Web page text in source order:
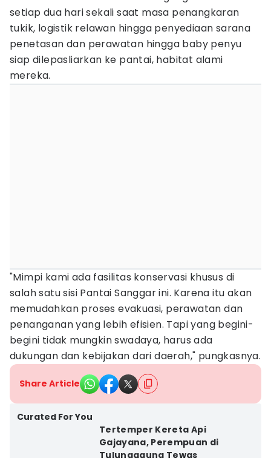
setiap dua hari sekali saat masa penangkaran
tukik, logistik relawan hingga penyediaan sarana
penetasan dan perawatan hingga baby penyu
siap dilepasliarkan ke pantai, habitat alami
mereka.
"Mimpi kami ada fasilitas konservasi khusus di
salah satu sisi Pantai Sanggar ini. Karena itu akan
memudahkan proses evakuasi, perawatan dan
penanganan yang lebih efisien. Tapi yang begini-
begini tidak mungkin swadaya, harus ada
dukungan dan kebijakan dari daerah," pungkasnya.
Share Article
Curated For You
Tertemper Kereta Api
Gajayana, Perempuan di
Tulungagung Tewas